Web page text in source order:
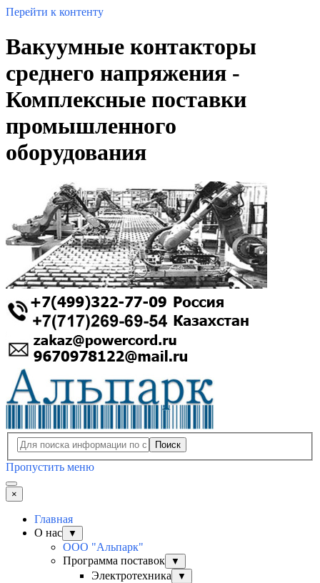
Перейти к контенту
Вакуумные контакторы
среднего напряжения -
Комплексные поставки
промышленного
оборудования
Поиск
Пропустить меню
×
Главная
О нас
▼
ООО "Альпарк"
Программа поставок
▼
Электротехника ▼